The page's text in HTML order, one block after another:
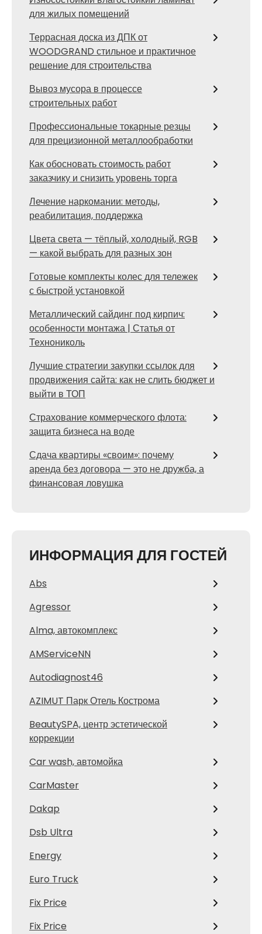
для жилых помещений
Террасная доска из ДПК от
WOODGRAND стильное и практичное
решение для строительства
Вывоз мусора в процессе
строительных работ
Профессиональные токарные резцы
для прецизионной металлообработки
Как обосновать стоимость работ
заказчику и снизить уровень торга
Лечение наркомании: методы,
реабилитация, поддержка
Цвета света — тёплый, холодный, RGB
— какой выбрать для разных зон
Готовые комплекты колес для тележек
с быстрой установкой
Металлический сайдинг под кирпич:
особенности монтажа | Статья от
Технониколь
Лучшие стратегии закупки ссылок для
продвижения сайта: как не слить бюджет и
выйти в ТОП
Страхование коммерческого флота:
защита бизнеса на воде
Сдача квартиры «своим»: почему
аренда без договора — это не дружба, а
финансовая ловушка
ИНФОРМАЦИЯ ДЛЯ ГОСТЕЙ
Abs
Agressor
Alma, автокомплекс
AMServiceNN
Autodiagnost46
AZIMUT Парк Отель Кострома
BeautySPA, центр эстетической
коррекции
Car wash, автомойка
CarMaster
Dakap
Dsb Ultra
Energy
Euro Truck
Fix Price
Fix Price